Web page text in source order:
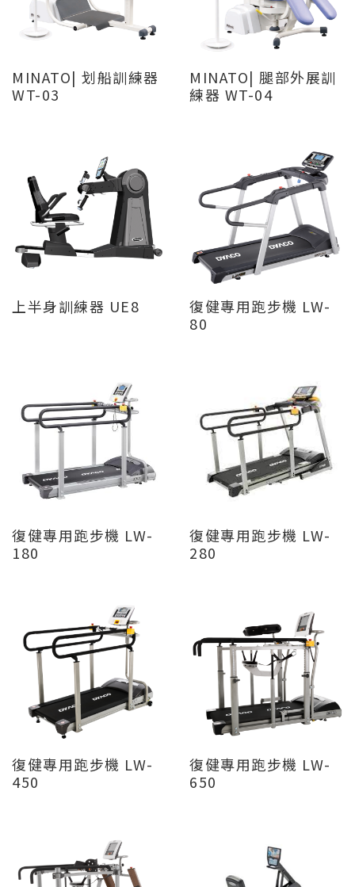
MINATO| 划船訓練器
WT-03
MINATO| 腿部外展訓
練器 WT-04
上半身訓練器 UE8
復健專用跑步機 LW-
80
復健專用跑步機 LW-
180
復健專用跑步機 LW-
280
復健專用跑步機 LW-
450
復健專用跑步機 LW-
650